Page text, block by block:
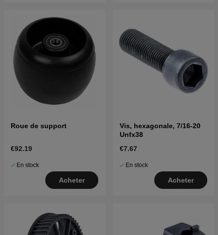
Roue de support
€92.19
En stock
Acheter
Vis, hexagonale, 7/16-20
Unfx38
€7.67
En stock
Acheter